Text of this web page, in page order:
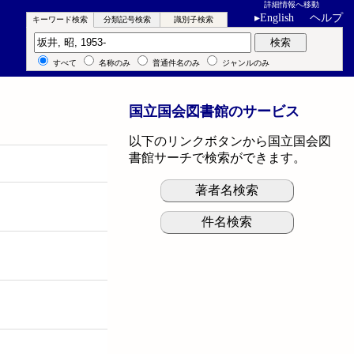
詳細情報へ移動
▸English ヘルプ
キーワード検索 分類記号検索 識別子検索
キーワード検索 検索
すべて 名称のみ 普通件名のみ ジャンルのみ
国立国会図書館のサービス
以下のリンクボタンから国立国会図
書館サーチで検索ができます。
著者名検索
件名検索